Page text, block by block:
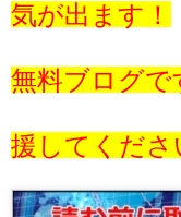
気が出ます！
無料ブログ
援してくださ